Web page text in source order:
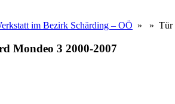
im Bezirk Schärding – OÖ » » Tür
Mondeo 3 2000-2007